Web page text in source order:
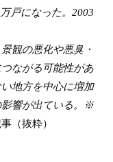
戸になった。2003
観の悪化や悪臭・
ながる可能性があ
地方を中心に増加
影響が出ている。※
（抜粋）